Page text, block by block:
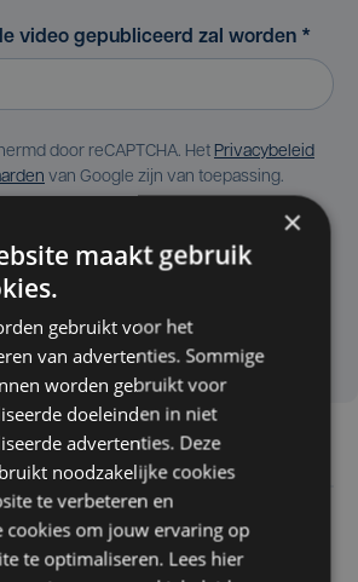
video gepubliceerd zal worden *
door reCAPTCHA. Het Privacybeleid
van Google zijn van toepassing.
×
maakt gebruik
gebruikt voor het
van advertenties. Sommige
worden gebruikt voor
doeleinden in niet
advertenties. Deze
noodzakelijke cookies
te verbeteren en
cookies om jouw ervaring op
te optimaliseren. Lees hier